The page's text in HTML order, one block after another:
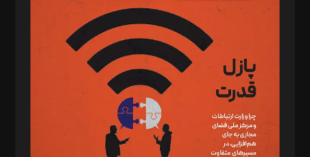
د‌بیر پیوست جهان: مینا پاکدل
د‌بیر تحریریه آنلاین: بابک نقاش
تحریریه‌: مجتبی محمود‌ی، آرش برهمند، یسنا امان‌پور، سروش کرمیان،
مصطفی مسجدی آرانی، ابوالفضل رجبی، زهرا فکرانه، فائزه فتحی
رستمی،مصطفی باستان
ویرایش: نگار استاد‌‌آقا
طراح یونیفرم: مجید توکلی
فیلمبرداری و عکاسی: امیر شفیعی، مانی لطفی زاده